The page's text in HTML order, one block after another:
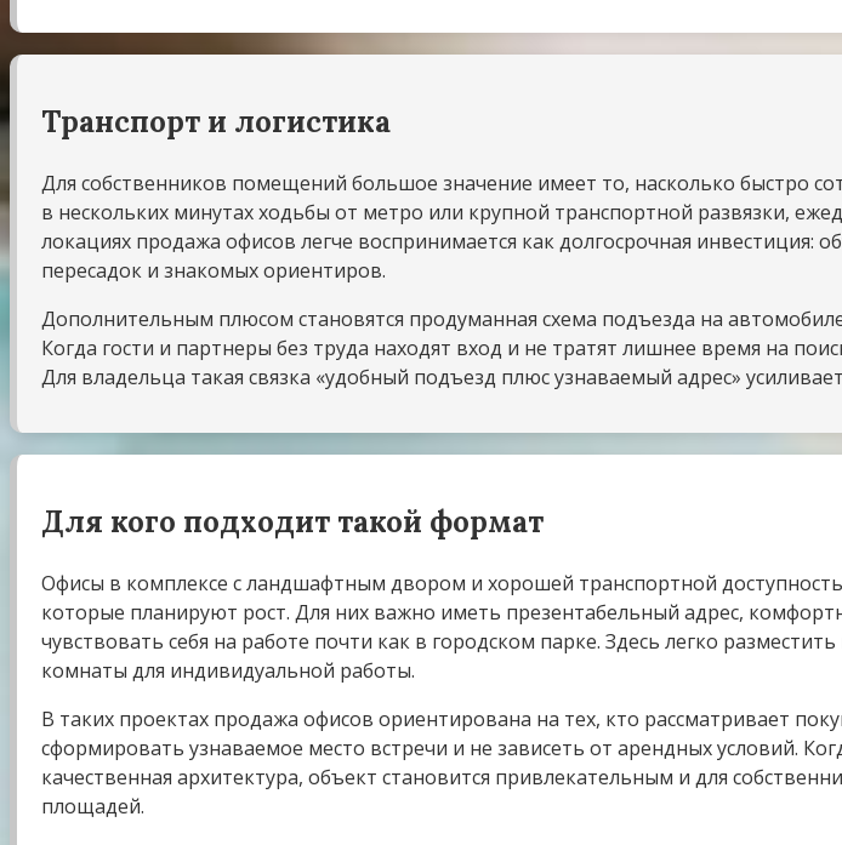
Транспорт и логистика
Для собственников помещений большое значение имеет то, насколько быстро
в нескольких минутах ходьбы от метро или крупной транспортной развязки,
локациях продажа офисов легче воспринимается как долгосрочная инвестиция:
пересадок и знакомых ориентиров.
Дополнительным плюсом становятся продуманная схема подъезда на
Когда гости и партнеры без труда находят вход и не тратят лишнее время на
Для владельца такая связка «удобный подъезд плюс узнаваемый адрес»
Для кого подходит такой формат
Офисы в комплексе с ландшафтным двором и хорошей транспортной
которые планируют рост. Для них важно иметь презентабельный адрес,
чувствовать себя на работе почти как в городском парке. Здесь легко
комнаты для индивидуальной работы.
В таких проектах продажа офисов ориентирована на тех, кто рассматривает
сформировать узнаваемое место встречи и не зависеть от арендных условий.
качественная архитектура, объект становится привлекательным и для
площадей.